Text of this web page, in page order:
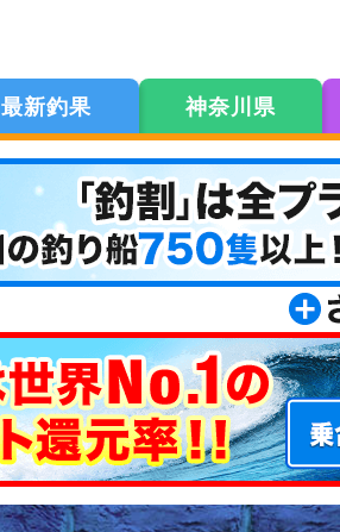
最新釣果 神奈川県